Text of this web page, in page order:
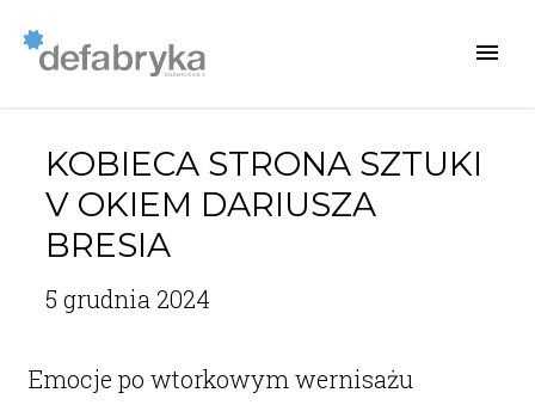
KOBIECA STRONA SZTUKI
V OKIEM DARIUSZA
BRESIA
5 grudnia 2024
Emocje po wtorkowym wernisażu